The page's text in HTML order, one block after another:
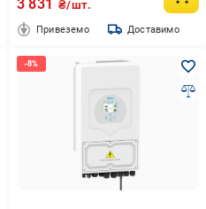
3 831 ₴/шт.
Привеземо Доставимо